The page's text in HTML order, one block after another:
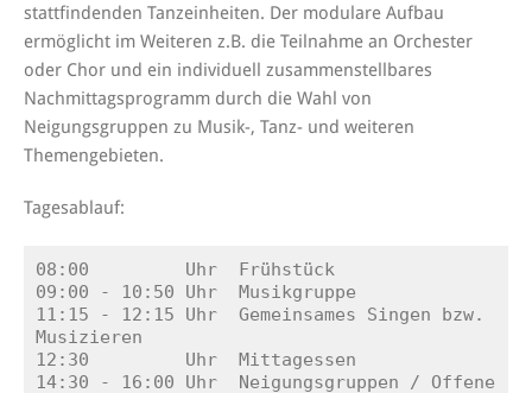
stattfindenden Tanzeinheiten. Der modulare Aufbau
ermöglicht im Weiteren z.B. die Teilnahme an Orchester
oder Chor und ein individuell zusammenstellbares
Nachmittagsprogramm durch die Wahl von
Neigungsgruppen zu Musik-, Tanz- und weiteren
Themengebieten.
Tagesablauf:
08:00         Uhr  Frühstück
09:00 - 10:50 Uhr  Musikgruppe
11:15 - 12:15 Uhr  Gemeinsames Singen bzw.
Musizieren
12:30         Uhr  Mittagessen
14:30 - 16:00 Uhr  Neigungsgruppen / Offene